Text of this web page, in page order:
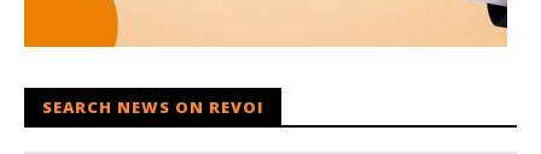
SEARCH NEWS ON REVOI